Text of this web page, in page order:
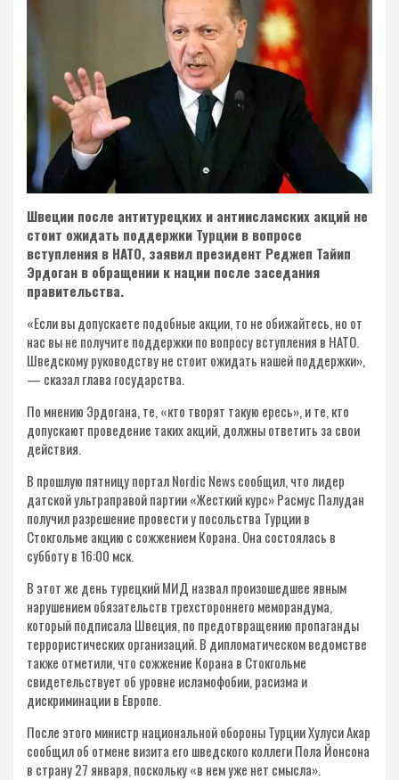
Швеции после антитурецких и антиисламских акций не
стоит ожидать поддержки Турции в вопросе
вступления в НАТО, заявил президент Реджеп Тайип
Эрдоган в обращении к нации после заседания
правительства.
«Если вы допускаете подобные акции, то не обижайтесь, но от
нас вы не получите поддержки по вопросу вступления в НАТО.
Шведскому руководству не стоит ожидать нашей поддержки»,
— сказал глава государства.
По мнению Эрдогана, те, «кто творят такую ересь», и те, кто
допускают проведение таких акций, должны ответить за свои
действия.
В прошлую пятницу портал Nordic News сообщил, что лидер
датской ультраправой партии «Жесткий курс» Расмус Палудан
получил разрешение провести у посольства Турции в
Стокгольме акцию с сожжением Корана. Она состоялась в
субботу в 16:00 мск.
В этот же день турецкий МИД назвал произошедшее явным
нарушением обязательств трехстороннего меморандума,
который подписала Швеция, по предотвращению пропаганды
террористических организаций. В дипломатическом ведомстве
также отметили, что сожжение Корана в Стокгольме
свидетельствует об уровне исламофобии, расизма и
дискриминации в Европе.
После этого министр национальной обороны Турции Хулуси Акар
сообщил об отмене визита его шведского коллеги Пола Йонсона
в страну 27 января, поскольку «в нем уже нет смысла».